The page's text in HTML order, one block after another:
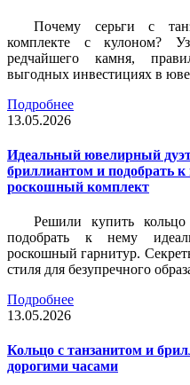
Почему серьги с
комплекте с кулоном?
редчайшего камня,
выгодных инвестициях в
Подробнее
13.05.2026
Идеальный ювелирный
бриллиантом и подобрать к
роскошный комплект
Решили купить
подобрать к нему
роскошный гарнитур.
стиля для безупречного
Подробнее
13.05.2026
Кольцо с танзанитом и
дорогими часами